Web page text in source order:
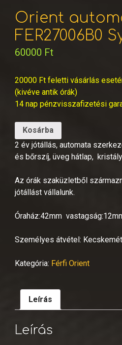
Orient
FER27006B0
60000 Ft
20000 Ft feletti vásárlás
(kivéve antik órák)
14 nap pénzvisszafizetési
Kosárba
2 év jótállás, automata
és bőrszíj, üveg hátlap,
Az órák szaküzletből
jótállást vállalunk.
Óraház:42mm
Személyes átvétel:
Kategória: Férfi Orient
Leírás
Leírás